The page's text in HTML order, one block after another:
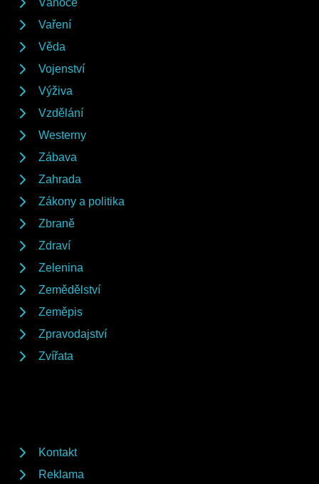
Vánoce
Vaření
Věda
Vojenství
Výživa
Vzdělání
Westerny
Zábava
Zahrada
Zákony a politika
Zbraně
Zdraví
Zelenina
Zemědělství
Zeměpis
Zpravodajství
Zvířata
Kontakt
Reklama